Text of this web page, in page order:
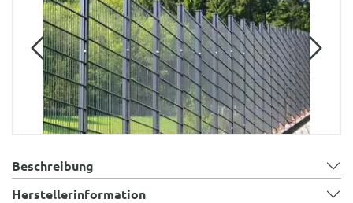
Beschreibung
Herstellerinformation